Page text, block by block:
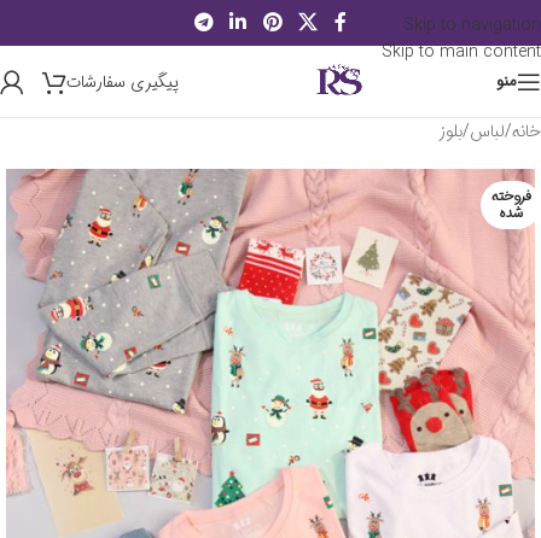
Skip to navigation
Skip to main content
منو
پیگیری سفارشات
خانه/لباس/بلوز
فروخته
شده